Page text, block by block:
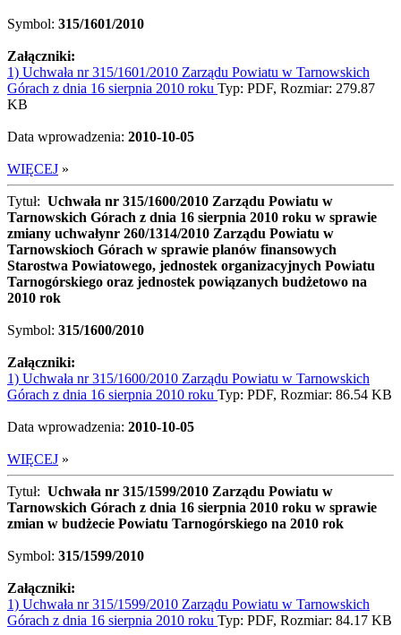
Symbol: 315/1601/2010
Załączniki:
1) Uchwała nr 315/1601/2010 Zarządu Powiatu w Tarnowskich
Górach z dnia 16 sierpnia 2010 roku Typ: PDF, Rozmiar: 279.87
KB
Data wprowadzenia: 2010-10-05
WIĘCEJ »
Tytuł: Uchwała nr 315/1600/2010 Zarządu Powiatu w
Tarnowskich Górach z dnia 16 sierpnia 2010 roku w sprawie
zmiany uchwałynr 260/1314/2010 Zarządu Powiatu w
Tarnowskioch Górach w sprawie planów finansowych
Starostwa Powiatowego, jednostek organizacyjnych Powiatu
Tarnogórskiego oraz jednostek powiązanych budżetowo na
2010 rok
Symbol: 315/1600/2010
Załączniki:
1) Uchwała nr 315/1600/2010 Zarządu Powiatu w Tarnowskich
Górach z dnia 16 sierpnia 2010 roku Typ: PDF, Rozmiar: 86.54 KB
Data wprowadzenia: 2010-10-05
WIĘCEJ »
Tytuł: Uchwała nr 315/1599/2010 Zarządu Powiatu w
Tarnowskich Górach z dnia 16 sierpnia 2010 roku w sprawie
zmian w budżecie Powiatu Tarnogórskiego na 2010 rok
Symbol: 315/1599/2010
Załączniki:
1) Uchwała nr 315/1599/2010 Zarządu Powiatu w Tarnowskich
Górach z dnia 16 sierpnia 2010 roku Typ: PDF, Rozmiar: 84.17 KB